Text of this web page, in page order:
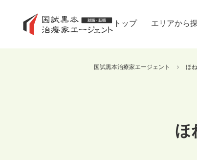
トップ エリアから
国試黒本治療家エージェント ほ
ほ